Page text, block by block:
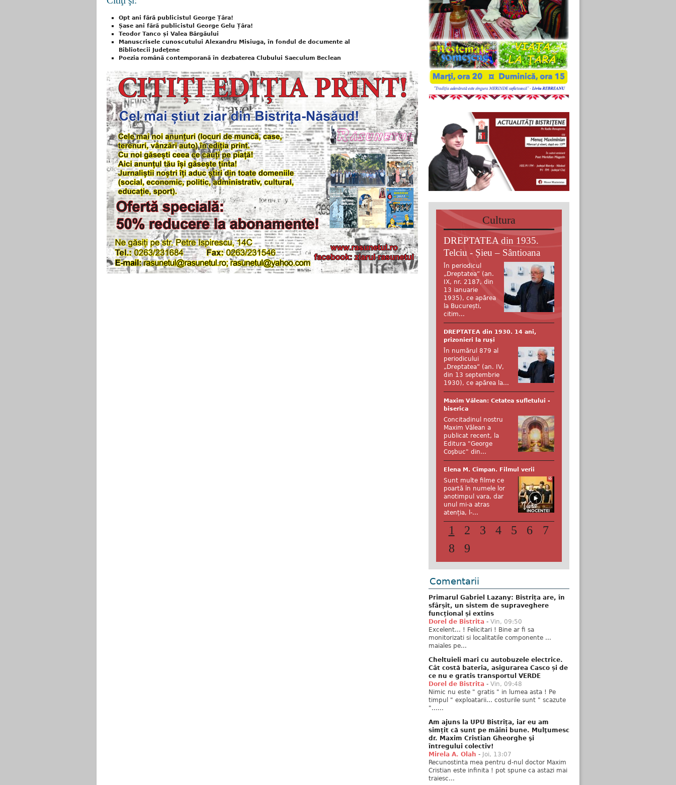
Opt ani fără publicistul George Țâra!
Șase ani fără publicistul George Gelu Țâra!
Teodor Tanco și Valea Bârgăului
Manuscrisele cunoscutului Alexandru Misiuga, în fondul de documente al
Bibliotecii Judeţene
Poezia română contemporană în dezbaterea Clubului Saeculum Beclean
Cultura
DREPTATEA din 1935.
Telciu - Șieu – Sântioana
În periodicul
„Dreptatea” (an.
IX, nr. 2187, din
13 ianuarie
1935), ce apărea
la București,
citim...
DREPTATEA din 1930. 14 ani,
prizonieri la ruși
În numărul 879 al
periodicului
„Dreptatea” (an. IV,
din 13 septembrie
1930), ce apărea la...
Maxim Vălean: Cetatea sufletului -
biserica
Concitadinul nostru
Maxim Vălean a
publicat recent, la
Editura "George
Coşbuc" din...
Elena M. Cîmpan. Filmul verii
Sunt multe filme ce
poartă în numele lor
anotimpul vara, dar
unul mi-a atras
atenția, l-...
1 2 3 4 5 6
7
8
9
Comentarii
Primarul Gabriel Lazany: Bistrița are, în
sfârșit, un sistem de supraveghere
funcțional și extins
Dorel de Bistrita - Vin, 09:50
Excelent... ! Felicitari ! Bine ar fi sa
monitorizati si localitatile componente ...
maiales pe...
Cheltuieli mari cu autobuzele electrice.
Cât costă bateria, asigurarea Casco și de
ce nu e gratis transportul VERDE
Dorel de Bistrita - Vin, 09:48
Nimic nu este " gratis " in lumea asta ! Pe
timpul " exploatarii... costurile sunt " scazute
"......
Am ajuns la UPU Bistrița, iar eu am
simțit că sunt pe mâini bune. Mulţumesc
dr. Maxim Cristian Gheorghe şi
întregului colectiv!
Mirela A. Olah - Joi, 13:07
Recunostinta mea pentru d-nul doctor Maxim
Cristian este infinita ! pot spune ca astazi mai
traiesc...